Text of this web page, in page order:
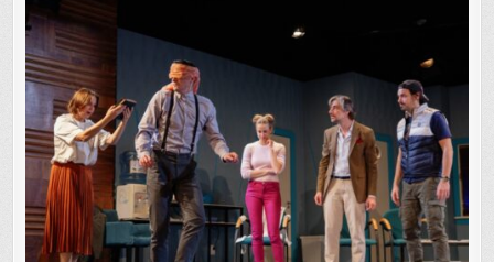
o
k
FOGSÁGÁBAN